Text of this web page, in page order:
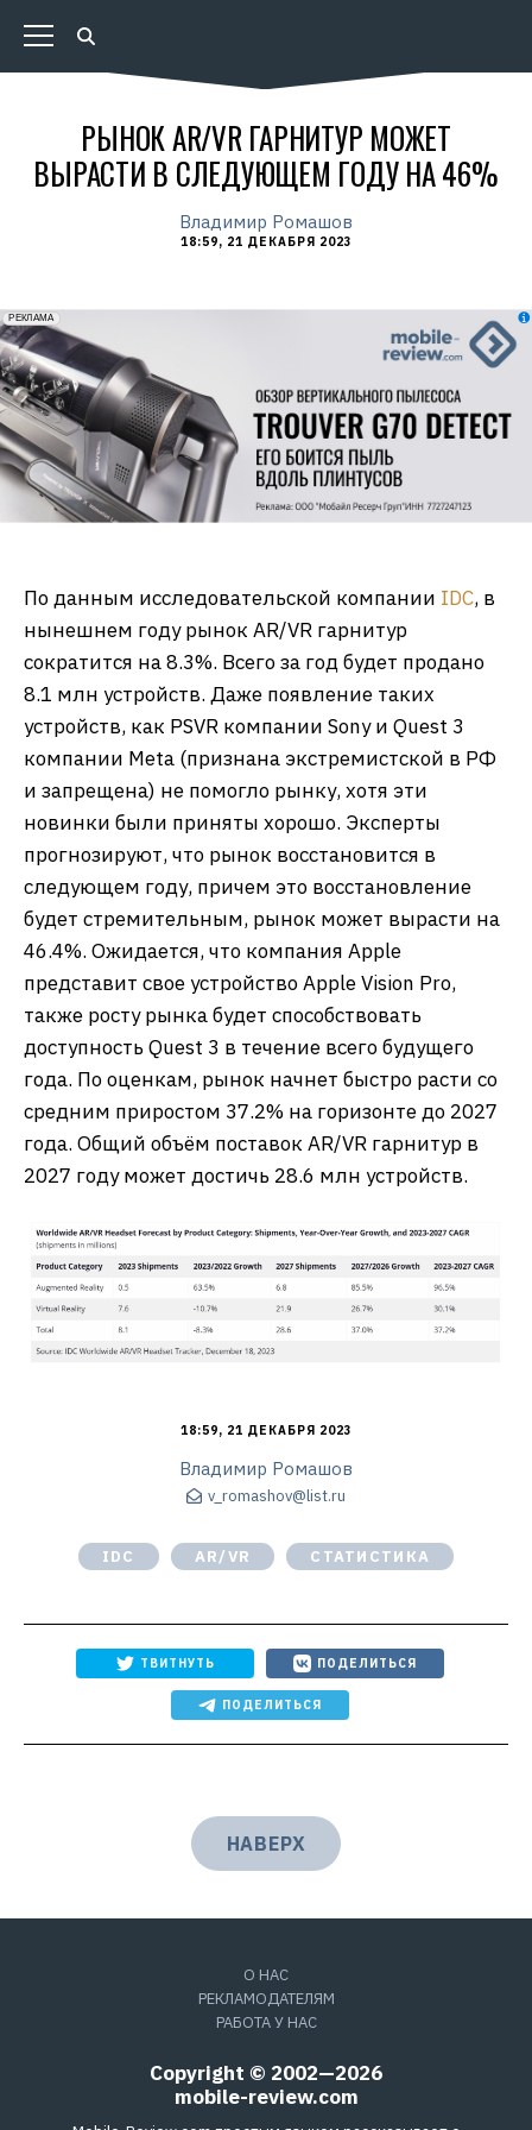
РЫНОК AR/VR ГАРНИТУР МОЖЕТ
ВЫРАСТИ В СЛЕДУЮЩЕМ ГОДУ НА 46%
Владимир Ромашов
18:59, 21 ДЕКАБРЯ 2023
erid: 2VfnxxmNzs5
РЕКЛАМА
По данным исследовательской компании IDC, в
нынешнем году рынок AR/VR гарнитур
сократится на 8.3%. Всего за год будет продано
8.1 млн устройств. Даже появление таких
устройств, как PSVR компании Sony и Quest 3
компании Meta (признана экстремистской в РФ
и запрещена) не помогло рынку, хотя эти
новинки были приняты хорошо. Эксперты
прогнозируют, что рынок восстановится в
следующем году, причем это восстановление
будет стремительным, рынок может вырасти на
46.4%. Ожидается, что компания Apple
представит свое устройство Apple Vision Pro,
также росту рынка будет способствовать
доступность Quest 3 в течение всего будущего
года. По оценкам, рынок начнет быстро расти со
средним приростом 37.2% на горизонте до 2027
года. Общий объём поставок AR/VR гарнитур в
2027 году может достичь 28.6 млн устройств.
18:59, 21 ДЕКАБРЯ 2023
Владимир Ромашов
v_romashov@list.ru
IDC AR/VR СТАТИСТИКА
ТВИТНУТЬ ПОДЕЛИТЬСЯ
ПОДЕЛИТЬСЯ
НАВЕРХ
О НАС
РЕКЛАМОДАТЕЛЯМ
РАБОТА У НАС
Copyright © 2002—2026
mobile-review.com